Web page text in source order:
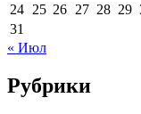
24 25 26 27 28 29
31
« Июл
Рубрики